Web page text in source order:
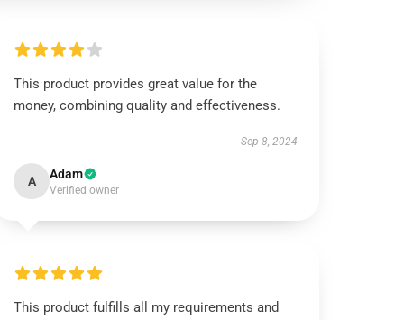
This product provides great value for the
money, combining quality and effectiveness.
Sep 8, 2024
A Adam
Verified owner
This product fulfills all my requirements and